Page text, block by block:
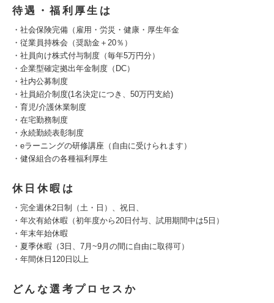
待遇・福利厚生は
・社会保険完備（雇用・労災・健康・厚生年金
・従業員持株会（奨励金＋20％）
・社員向け株式付与制度（毎年5万円分）
・企業型確定拠出年金制度（DC）
・社内公募制度
・社員紹介制度(1名決定につき、50万円支給)
・育児/介護休業制度
・在宅勤務制度
・永続勤続表彰制度
・eラーニングの研修講座（自由に受けられます）
・健保組合の各種福利厚生
休日休暇は
・完全週休2日制（土・日）、祝日、
・年次有給休暇（初年度から20日付与、試用期間中は5日）
・年末年始休暇
・夏季休暇（3日、7月~9月の間に自由に取得可）
・年間休日120日以上
どんな選考プロセスか